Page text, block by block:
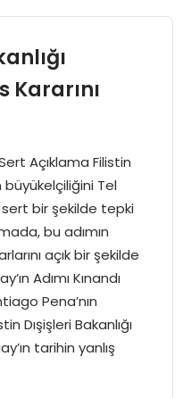
Kararını
Açıklama Filistin
büyükelçiliğini Tel
sert bir şekilde tepki
bu adımın
açık bir şekilde
Adımı Kınandı
Pena’nın
Dışişleri Bakanlığı
tarihin yanlış